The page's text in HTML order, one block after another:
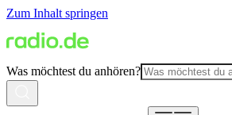
Zum Inhalt springen
Was möchtest du anhören?